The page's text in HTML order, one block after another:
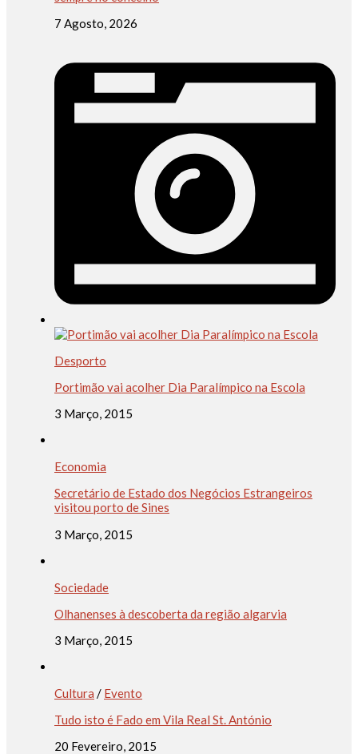
7 Agosto, 2026
Desporto
Portimão vai acolher Dia Paralímpico na Escola
3 Março, 2015
Economia
Secretário de Estado dos Negócios Estrangeiros
visitou porto de Sines
3 Março, 2015
Sociedade
Olhanenses à descoberta da região algarvia
3 Março, 2015
Cultura / Evento
Tudo isto é Fado em Vila Real St. António
20 Fevereiro, 2015